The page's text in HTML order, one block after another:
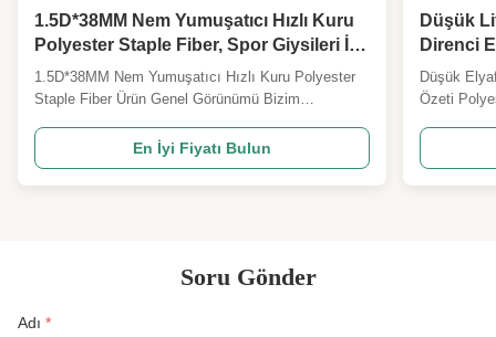
1.5D*38MM Nem Yumuşatıcı Hızlı Kuru
Polyester Staple Fiber, Spor Giysileri İç
Giysi ve Jersey Kumaşları için
1.5D*38MM Nem Yumuşatıcı Hızlı Kuru Polyester
Staple Fiber Ürün Genel Görünümü Bizim
polyester filizimiz, kalıcı hidrofilik nakil
modifikasyon teknolojisiyle geliştirilmiş olgun bir
tekstil hammadde.Özellikle ter yönetimi için giyim
En İyi Fiyatı Bulun
Düşük
Direnci
Düşük
Staple
Düşük
Özeti
nonwoven,
Soru Gönder
Adı *